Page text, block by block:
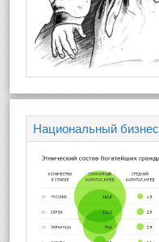
Национальный бизнес